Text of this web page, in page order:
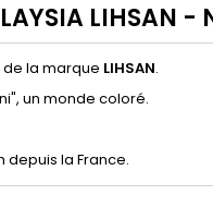
LIHSAN -
de la marque LIHSAN.
un monde coloré.
depuis la France.